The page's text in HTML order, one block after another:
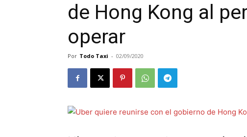
de Hong Kong al
operar
Por Todo Taxi - 02/09/2020